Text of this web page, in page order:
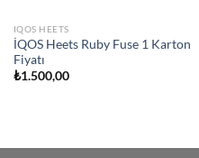
IQOS HEETS
İQOS Heets Ruby Fuse 1 Karton
Fiyatı
₺1.500,00